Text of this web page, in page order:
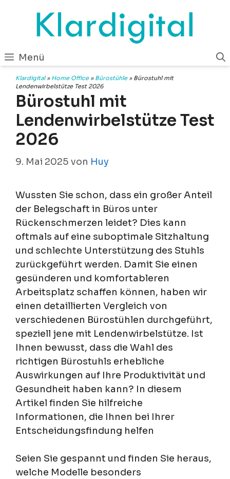
springen
Menü
Klardigital» Home Office» Bürostühle» Bürostuhl mit
Lendenwirbelstütze Test 2026
Bürostuhl mit
Lendenwirbelstütze Test
2026
9. Mai 2025 von Huy
Wussten Sie schon, dass ein großer Anteil
der Belegschaft in Büros unter
Rückenschmerzen leidet? Dies kann
oftmals auf eine suboptimale Sitzhaltung
und schlechte Unterstützung des Stuhls
zurückgeführt werden. Damit Sie einen
gesünderen und komfortableren
Arbeitsplatz schaffen können, haben wir
einen detaillierten Vergleich von
verschiedenen Bürostühlen durchgeführt,
speziell jene mit Lendenwirbelstütze. Ist
Ihnen bewusst, dass die Wahl des
richtigen Bürostuhls erhebliche
Auswirkungen auf Ihre Produktivität und
Gesundheit haben kann? In diesem
Artikel finden Sie hilfreiche
Informationen, die Ihnen bei Ihrer
Entscheidungsfindung helfen
Seien Sie gespannt und finden Sie heraus,
welche Modelle besonders